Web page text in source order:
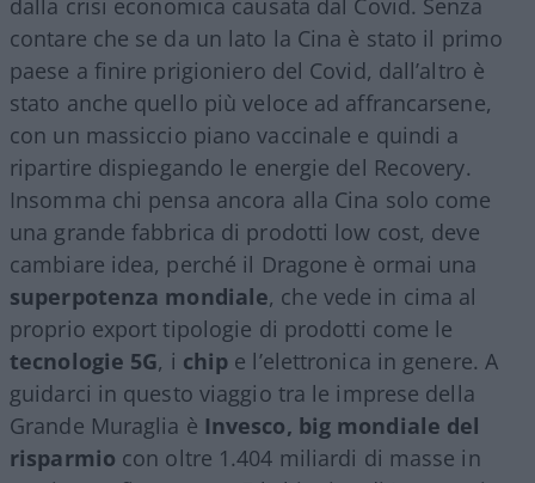
dalla crisi economica causata dal Covid. Senza
contare che se da un lato la Cina è stato il primo
paese a finire prigioniero del Covid, dall’altro è
stato anche quello più veloce ad affrancarsene,
con un massiccio piano vaccinale e quindi a
ripartire dispiegando le energie del Recovery.
Insomma chi pensa ancora alla Cina solo come
una grande fabbrica di prodotti low cost, deve
cambiare idea, perché il Dragone è ormai una
superpotenza mondiale, che vede in cima al
proprio export tipologie di prodotti come le
tecnologie 5G, i chip e l’elettronica in genere. A
guidarci in questo viaggio tra le imprese della
Grande Muraglia è Invesco, big mondiale del
risparmio con oltre 1.404 miliardi di masse in